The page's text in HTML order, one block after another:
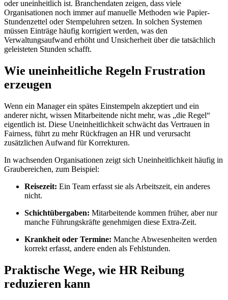
oder uneinheitlich ist. Branchendaten zeigen, dass viele
Organisationen noch immer auf manuelle Methoden wie Papier-
Stundenzettel oder Stempeluhren setzen. In solchen Systemen
müssen Einträge häufig korrigiert werden, was den
Verwaltungsaufwand erhöht und Unsicherheit über die tatsächlich
geleisteten Stunden schafft.
Wie uneinheitliche Regeln Frustration
erzeugen
Wenn ein Manager ein spätes Einstempeln akzeptiert und ein
anderer nicht, wissen Mitarbeitende nicht mehr, was „die Regel“
eigentlich ist. Diese Uneinheitlichkeit schwächt das Vertrauen in
Fairness, führt zu mehr Rückfragen an HR und verursacht
zusätzlichen Aufwand für Korrekturen.
In wachsenden Organisationen zeigt sich Uneinheitlichkeit häufig in
Graubereichen, zum Beispiel:
Reisezeit: Ein Team erfasst sie als Arbeitszeit, ein anderes
nicht.
Schichtübergaben: Mitarbeitende kommen früher, aber nur
manche Führungskräfte genehmigen diese Extra-Zeit.
Krankheit oder Termine: Manche Abwesenheiten werden
korrekt erfasst, andere enden als Fehlstunden.
Praktische Wege, wie HR Reibung
reduzieren kann